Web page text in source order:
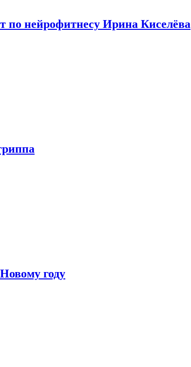
по нейрофитнесу Ирина Киселёва
году